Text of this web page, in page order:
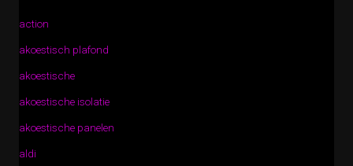
action
akoestisch plafond
akoestische
akoestische isolatie
akoestische panelen
aldi